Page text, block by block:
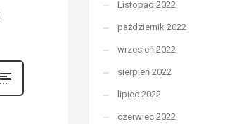
Listopad 2022
październik 2022
wrzesień 2022
sierpień 2022
lipiec 2022
czerwiec 2022